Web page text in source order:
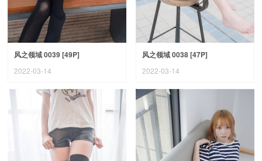
风之领域 0039 [49P]
2022-03-14
风之领域 0038 [47P]
2022-03-14